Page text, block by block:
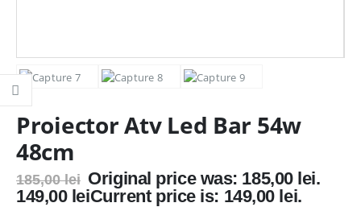
Proiector Atv Led Bar 54w
48cm
185,00lei Original price was: 185,00 lei.
149,00 leiCurrent price is: 149,00 lei.